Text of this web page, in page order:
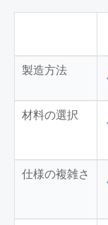
製造方法
材料の選択
仕様の複雑さ